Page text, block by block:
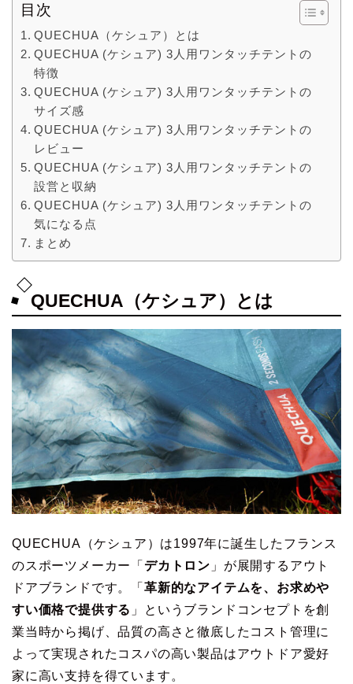
目次
QUECHUA（ケシュア）とは
QUECHUA (ケシュア) 3人用ワンタッチテントの
特徴
QUECHUA (ケシュア) 3人用ワンタッチテントの
サイズ感
QUECHUA (ケシュア) 3人用ワンタッチテントの
レビュー
QUECHUA (ケシュア) 3人用ワンタッチテントの
設営と収納
QUECHUA (ケシュア) 3人用ワンタッチテントの
気になる点
まとめ
QUECHUA（ケシュア）とは
QUECHUA（ケシュア）は1997年に誕生したフランス
のスポーツメーカー「デカトロン 」が展開するアウト
ドアブランドです。「革新的なアイテムを、お求めや
すい価格で提供する 」というブランドコンセプトを創
業当時から掲げ、品質の高さと徹底したコスト管理に
よって実現されたコスパの高い製品はアウトドア愛好
家に高い支持を得ています。